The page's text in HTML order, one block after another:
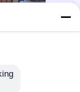
के लिए ओडीएम